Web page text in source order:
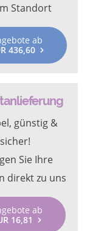
Standort
ab
436,60
günstig &
sicher!
Sie Ihre
direkt zu uns
ab
16,81